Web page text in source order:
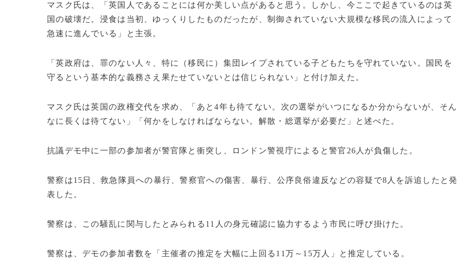
マスク氏は、「英国人であることには何か美しい点があると思う。しかし、今ここで起きているのは英
国の破壊だ。浸食は当初、ゆっくりしたものだったが、制御されていない大規模な移民の流入によって
急速に進んでいる」と主張。
「英政府は、罪のない人々、特に（移民に）集団レイプされている子どもたちを守れていない。国民を
守るという基本的な義務さえ果たせていないとは信じられない」と付け加えた。
マスク氏は英国の政権交代を求め、「あと4年も待てない。次の選挙がいつになるか分からないが、そん
なに長くは待てない」「何かをしなければならない。解散・総選挙が必要だ」と述べた。
抗議デモ中に一部の参加者が警官隊と衝突し、ロンドン警視庁によると警官26人が負傷した。
警察は15日、救急隊員への暴行、警察官への傷害、暴行、公序良俗違反などの容疑で8人を訴追したと
表した。
警察は、この騒乱に関与したとみられる11人の身元確認に協力するよう市民に呼び掛けた。
警察は、デモの参加者数を「主催者の推定を大幅に上回る11万～15万人」と推定している。